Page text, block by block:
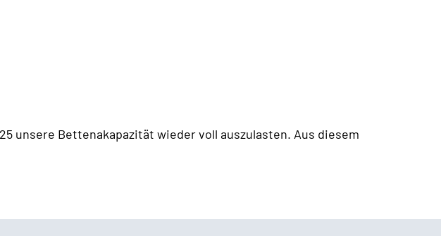
unsere Bettenakapazität wieder voll auszulasten. Aus diesem